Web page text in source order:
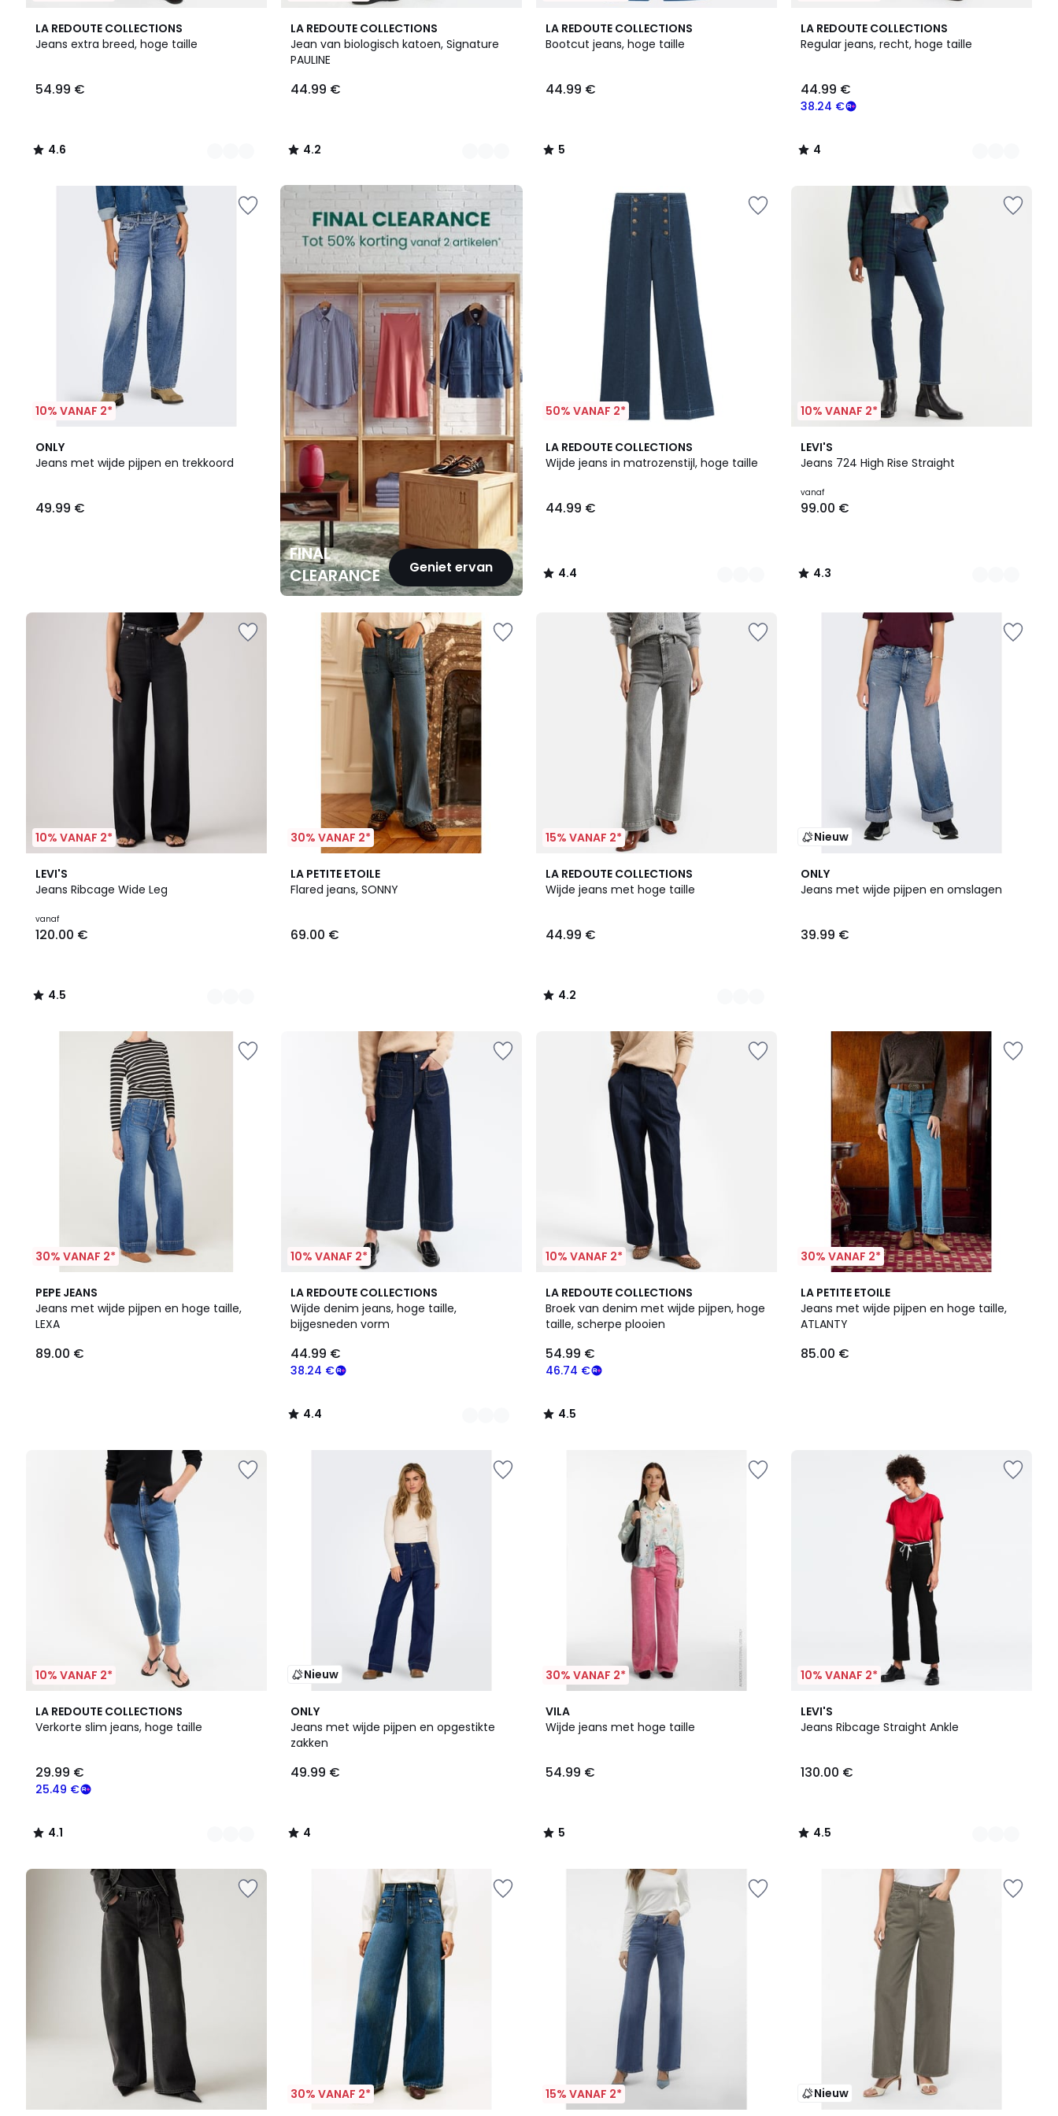
LA REDOUTE COLLECTIONS
Jeans extra breed, hoge taille
€.
54.99 €
4.6
/ 5
2
Kleuren
4.6
/
LA REDOUTE COLLECTIONS
Jean van biologisch katoen, Signature
PAULINE
44.99 €
4.2
/ 5
6
Kleuren
4.2
/
LA REDOUTE COLLECTIONS
Bootcut jeans, hoge taille
44.99 €
5
/
5
/
LA REDOUTE COLLECTIONS
Regular jeans, recht, hoge taille
38.24 €
44.99 €
4
/
3
Kleuren
4
/
10% VANAF 2*
ONLY
Jeans met wijde pijpen en trekkoord
49.99 €
FINAL
CLEARANCE
Geniet ervan
FINAL
CLEARANCE
50% VANAF 2*
LA REDOUTE COLLECTIONS
Wijde jeans in matrozenstijl, hoge taille
44.99 €
4.4
/ 5
2
Kleuren
4.4
/
10% VANAF 2*
LEVI'S
Jeans 724 High Rise Straight
vanaf
99.00 €
4.3
/ 5
8
Kleuren
4.3
/
10% VANAF 2*
LEVI'S
Jeans Ribcage Wide Leg
vanaf
120.00 €
4.5
/ 5
4
Kleuren
4.5
/
30% VANAF 2*
LA PETITE ETOILE
Flared jeans, SONNY
69.00 €
15% VANAF 2*
LA REDOUTE COLLECTIONS
Wijde jeans met hoge taille
44.99 €
4.2
/ 5
4
Kleuren
4.2
/
Nieuw
ONLY
Jeans met wijde pijpen en omslagen
39.99 €
30% VANAF 2*
PEPE JEANS
Jeans met wijde pijpen en hoge taille,
LEXA
89.00 €
10% VANAF 2*
LA REDOUTE COLLECTIONS
Wijde denim jeans, hoge taille,
bijgesneden vorm
38.24 €
44.99 €
4.4
/ 5
3
Kleuren
4.4
/
10% VANAF 2*
LA REDOUTE COLLECTIONS
Broek van denim met wijde pijpen, hoge
taille, scherpe plooien
46.74 €
54.99 €
4.5
/ 5
4.5
/
30% VANAF 2*
LA PETITE ETOILE
Jeans met wijde pijpen en hoge taille,
ATLANTY
85.00 €
10% VANAF 2*
LA REDOUTE COLLECTIONS
Verkorte slim jeans, hoge taille
25.49 €
29.99 €
4.1
/ 5
2
Kleuren
4.1
/
Nieuw
ONLY
Jeans met wijde pijpen en opgestikte
zakken
49.99 €
4
/
5
4
/
30% VANAF 2*
VILA
Wijde jeans met hoge taille
54.99 €
5
/
5
/
10% VANAF 2*
LEVI'S
Jeans Ribcage Straight Ankle
130.00 €
4.5
/ 5
3
Kleuren
4.5
/
30% VANAF 2* 15% VANAF 2* Nieuw